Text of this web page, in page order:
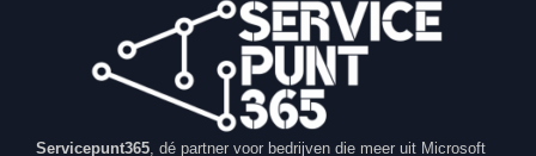
Servicepunt365, dé partner voor bedrijven die meer uit Microsoft